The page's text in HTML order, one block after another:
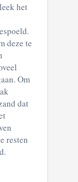
het
deze te
Om
dat
resten